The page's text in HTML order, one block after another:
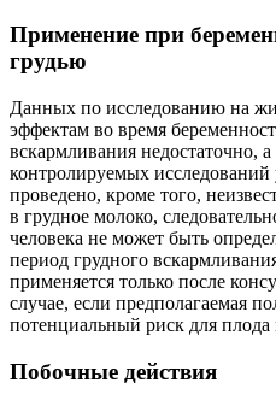
Применение при
грудью
Данных по исследованию на
эффектам во время
вскармливания недостаточно,
контролируемых
проведено, кроме того,
в грудное молоко,
человека не может быть
период грудного
применяется только после
случае, если предполагаемая
потенциальный риск для плода
Побочные действия